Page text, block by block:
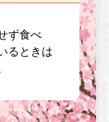
ず食べ
るときは